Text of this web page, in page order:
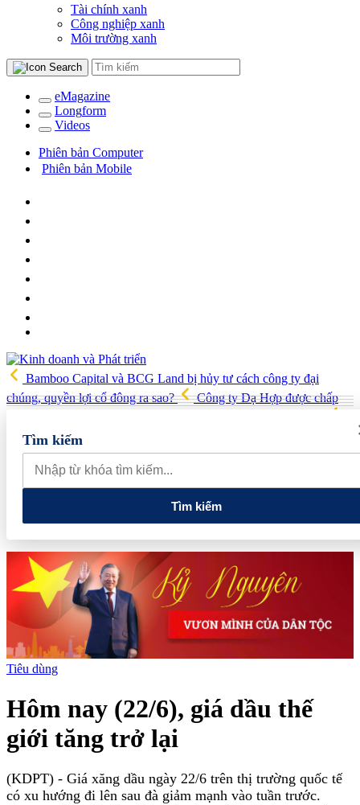
Tài chính xanh
Công nghiệp xanh
Môi trường xanh
eMagazine
Longform
Videos
Phiên bản Computer
Phiên bản Mobile
Bamboo Capital và BCG Land bị hủy tư cách công ty đại
chúng, quyền lợi cổ đông ra sao?
Công ty Dạ Hợp được chấp
Gia đình Chủ tịch DIC Corp tiếp tục bị bán giải chấp hơn 8 triệu cổ
phiếu, doanh nghiệp mới hoàn thành khoảng 1/4 kế hoạch năm
Giá vàng sáng nay (7/8): Vàng SJC quay đầu giảm sâu
các cơ chế, chính sách đặc thù để thúc đẩy phát triển khu kinh tế đặc
Tìm kiếm
Tìm kiếm
Tiêu dùng
Hôm nay (22/6), giá dầu thế
giới tăng trở lại
(KDPT) - Giá xăng dầu ngày 22/6 trên thị trường quốc tế
có xu hướng đi lên sau đà giảm mạnh vào tuần trước.